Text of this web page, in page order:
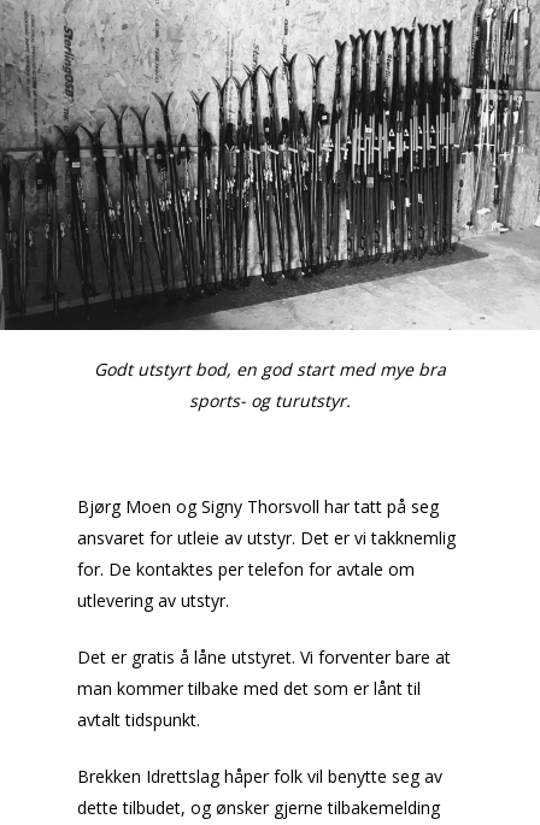
Godt utstyrt bod, en god start med mye bra
sports- og turutstyr.
Bjørg Moen og Signy Thorsvoll har tatt på seg
ansvaret for utleie av utstyr. Det er vi takknemlig
for. De kontaktes per telefon for avtale om
utlevering av utstyr.
Det er gratis å låne utstyret. Vi forventer bare at
man kommer tilbake med det som er lånt til
avtalt tidspunkt.
Brekken Idrettslag håper folk vil benytte seg av
dette tilbudet, og ønsker gjerne tilbakemelding